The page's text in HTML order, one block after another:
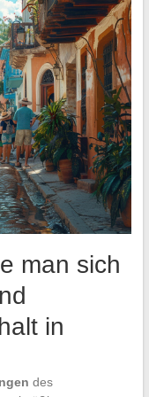
man sich
in
des